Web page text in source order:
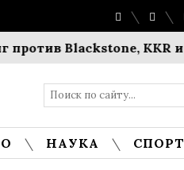
KKR и Moody's
НАУКА
СПОРТ